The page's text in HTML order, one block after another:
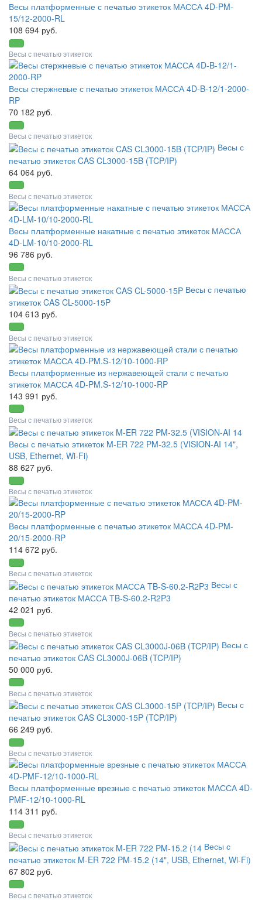
Весы платформенные с печатью этикеток МАССА 4D-PM-
15/12-2000-RL
108 694 руб.
Весы с печатью этикеток
Весы стержневые с печатью этикеток МАССА 4D-B-12/1-2000-
RP
70 182 руб.
Весы с печатью этикеток
Весы с
печатью этикеток CAS CL3000-15B (TCP/IP)
64 064 руб.
Весы с печатью этикеток
Весы платформенные накатные с печатью этикеток МАССА
4D-LM-10/10-2000-RL
96 786 руб.
Весы с печатью этикеток
Весы с печатью
этикеток CAS CL-5000-15P
104 613 руб.
Весы с печатью этикеток
Весы платформенные из нержавеющей стали с печатью
этикеток МАССА 4D-PM.S-12/10-1000-RP
143 991 руб.
Весы с печатью этикеток
Весы с печатью этикеток M-ER 722 PM-32.5 (VISION-AI 14",
USB, Ethernet, Wi-Fi)
88 627 руб.
Весы с печатью этикеток
Весы платформенные с печатью этикеток МАССА 4D-PM-
20/15-2000-RP
114 672 руб.
Весы с печатью этикеток
Весы с
печатью этикеток МАССА TB-S-60.2-R2P3
42 021 руб.
Весы с печатью этикеток
Весы с
печатью этикеток CAS CL3000J-06B (TCP/IP)
50 000 руб.
Весы с печатью этикеток
Весы с
печатью этикеток CAS CL3000-15P (TCP/IP)
66 249 руб.
Весы с печатью этикеток
Весы платформенные врезные с печатью этикеток МАССА 4D-
PMF-12/10-1000-RL
114 311 руб.
Весы с печатью этикеток
Весы с
печатью этикеток M-ER 722 PM-15.2 (14", USB, Ethernet, Wi-Fi)
67 802 руб.
Весы с печатью этикеток